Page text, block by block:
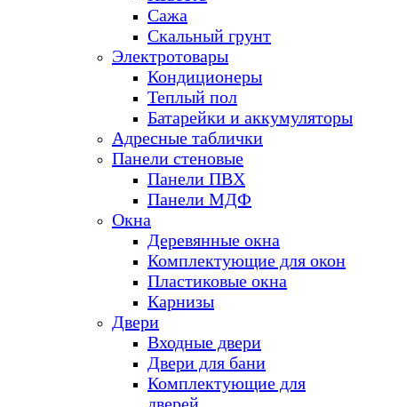
Сажа
Скальный грунт
Электротовары
Кондиционеры
Теплый пол
Батарейки и аккумуляторы
Адресные таблички
Панели стеновые
Панели ПВХ
Панели МДФ
Окна
Деревянные окна
Комплектующие для окон
Пластиковые окна
Карнизы
Двери
Входные двери
Двери для бани
Комплектующие для